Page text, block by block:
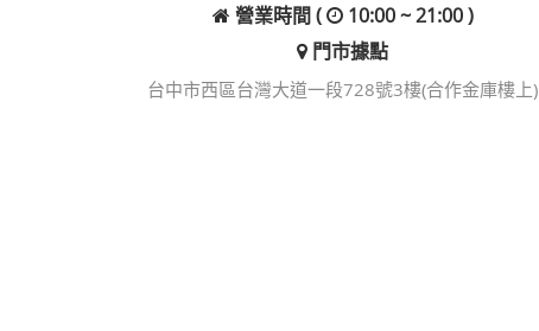
營業時間 (
10:00 ~ 21:00 )
門市據點
台中市西區台灣大道一段728號3樓(合作金庫樓上)